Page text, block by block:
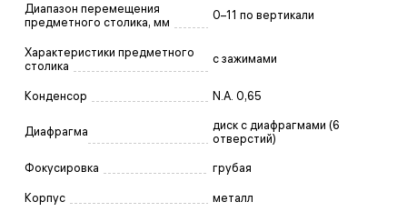
Диапазон перемещения
предметного столика, мм
0–11 по вертикали
Характеристики предметного
столика
с зажимами
Конденсор N.A. 0,65
Диафрагма
диск с диафрагмами (6
отверстий)
Фокусировка грубая
Корпус металл